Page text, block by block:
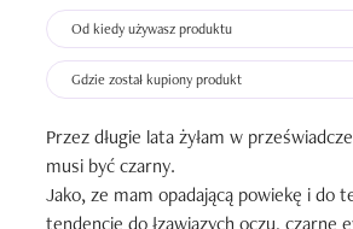
Od kiedy używasz produktu
Gdzie został kupiony produkt
Przez długie lata żyłam w
musi być czarny.
Jako, ze mam opadającą powiekę i do
tendencję do łzawiązych oczu, czarne